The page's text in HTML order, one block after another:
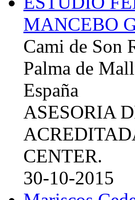
MANCEBO
Cami de Son
Palma de
España
ASESORIA
CENTER.
30-10-2015